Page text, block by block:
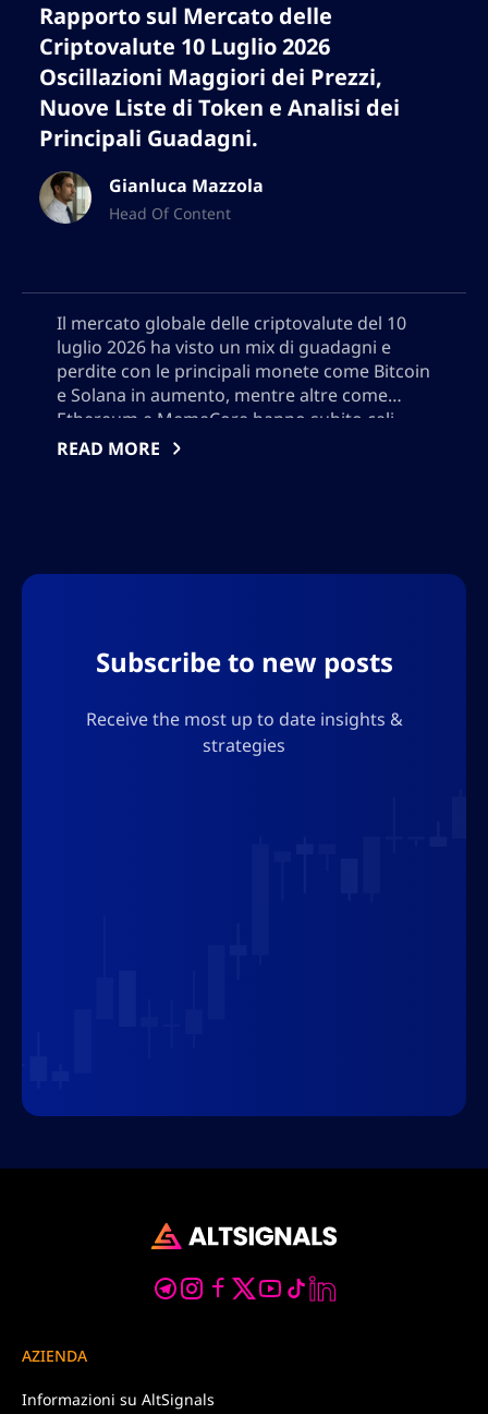
Rapporto sul Mercato delle
Criptovalute 10 Luglio 2026
Oscillazioni Maggiori dei Prezzi,
Nuove Liste di Token e Analisi dei
Principali Guadagni.
Gianluca Mazzola
Head Of Content
Il mercato globale delle criptovalute del 10
luglio 2026 ha visto un mix di guadagni e
perdite con le principali monete come Bitcoin
e Solana in aumento, mentre altre come
Ethereum e MemeCore hanno subito cali.
Questa analisi approfondita copre notevoli
aggiungere caratteri che potrebbero
READ MORE
Subscribe to new posts
Receive the most up to date insights &
strategies
AZIENDA
Informazioni su AltSignals